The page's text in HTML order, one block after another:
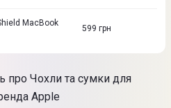
MacBook
599 грн
про Чохли та сумки для
Apple